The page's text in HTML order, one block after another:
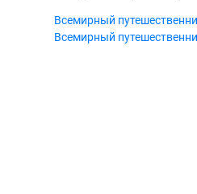
Всемирный
Всемирный